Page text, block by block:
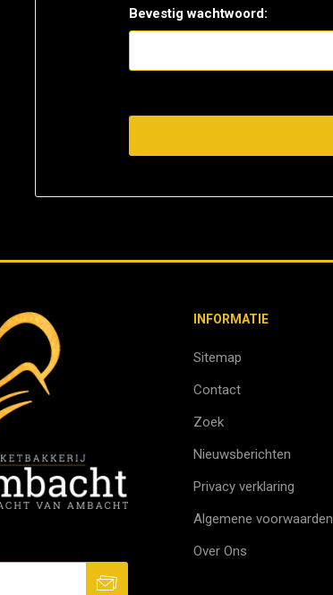
Bevestig wachtwoord:
INFORMATIE
Sitemap
Contact
Zoek
Nieuwsberichten
Privacy verklaring
Algemene voorwaarden
Over Ons